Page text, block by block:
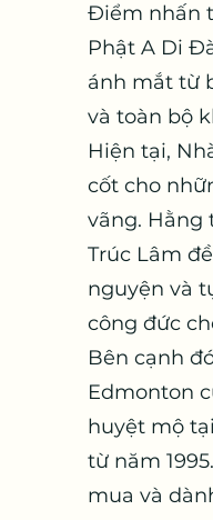
Điểm nhấn
Phật A Di
ánh mắt từ
và toàn bộ
Hiện tại,
cốt cho
vãng. Hằng
Trúc Lâm
nguyện và
công đức
Bên cạnh
Edmonton
huyệt mộ
từ năm
mua và